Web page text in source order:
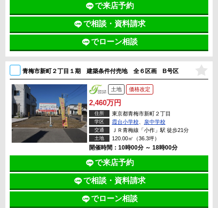
で来店予約
で相談・資料請求
でローン相談
青梅市新町２丁目１期 建築条件付売地 全６区画 B号区
土地 価格改定
2,460万円
住所 東京都青梅市新町２丁目
学区 霞台小学校、 泉中学校
交通 ＪＲ青梅線「小作」駅 徒歩21分
土地 120.00㎡（36.3坪）
開催時間：10時00分 ～ 18時00分
で来店予約
で相談・資料請求
でローン相談